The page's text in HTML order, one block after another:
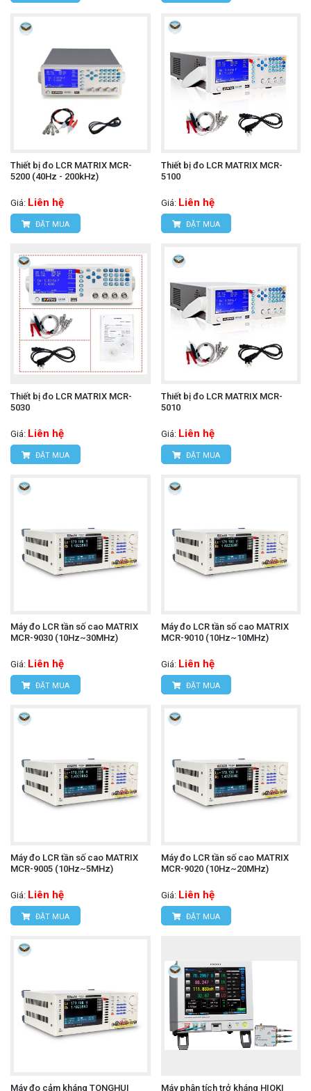
Thiết bị đo LCR MATRIX MCR-
5200 (40Hz - 200kHz)
Giá: Liên hệ
ĐẶT MUA
Thiết bị đo LCR MATRIX MCR-
5100
Giá: Liên hệ
ĐẶT MUA
Thiết bị đo LCR MATRIX MCR-
5030
Giá: Liên hệ
ĐẶT MUA
Thiết bị đo LCR MATRIX MCR-
5010
Giá: Liên hệ
ĐẶT MUA
Máy đo LCR tần số cao MATRIX
MCR-9030 (10Hz~30MHz)
Giá: Liên hệ
ĐẶT MUA
Máy đo LCR tần số cao MATRIX
MCR-9010 (10Hz~10MHz)
Giá: Liên hệ
ĐẶT MUA
Máy đo LCR tần số cao MATRIX
MCR-9005 (10Hz~5MHz)
Giá: Liên hệ
ĐẶT MUA
Máy đo LCR tần số cao MATRIX
MCR-9020 (10Hz~20MHz)
Giá: Liên hệ
ĐẶT MUA
Máy đo cảm kháng TONGHUI
Máy phân tích trở kháng HIOKI